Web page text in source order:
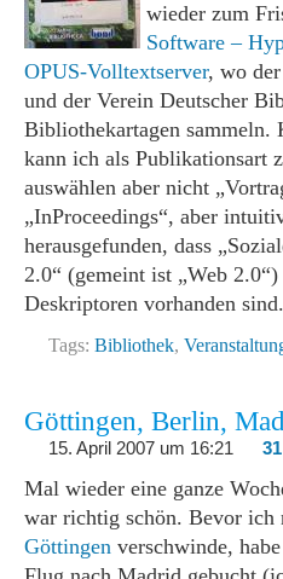
wieder zum
Software –
OPUS-Volltextserver, wo
und der Verein Deutscher
Bibliothekartagen sammeln.
kann ich als Publikationsart
auswählen aber nicht
„InProceedings“, aber
herausgefunden, dass
2.0“ (gemeint ist „Web
Deskriptoren vorhanden sind.
Tags: Bibliothek,
Göttingen, Berlin,
15. April 2007 um 16:21
Mal wieder eine ganze
war richtig schön. Bevor ich
Göttingen verschwinde,